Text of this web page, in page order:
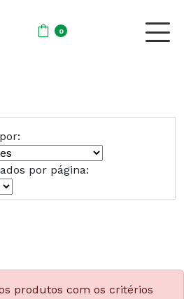
0
por página:
produtos com os critérios